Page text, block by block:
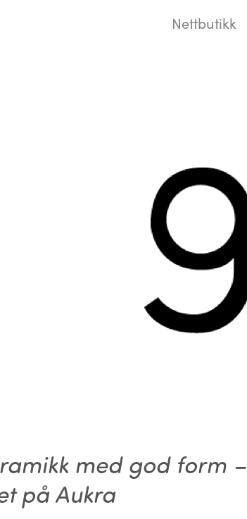
Nettbutikk
med god form –
på Aukra